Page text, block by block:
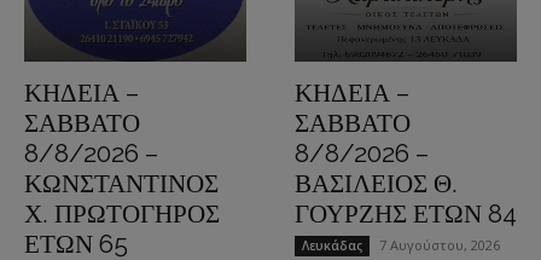
ΚΗΔΕΙΑ –
ΣΑΒΒΑΤΟ
8/8/2026 –
ΚΩΝΣΤΑΝΤΙΝΟΣ
Χ. ΠΡΩΤΟΓΗΡΟΣ
ΕΤΩΝ 65
ΚΗΔΕΙΑ –
ΣΑΒΒΑΤΟ
8/8/2026 –
ΒΑΣΙΛΕΙΟΣ Θ.
ΓΟΥΡΖΗΣ ΕΤΩΝ 84
Λευκάδας 7 Αυγούστου, 2026